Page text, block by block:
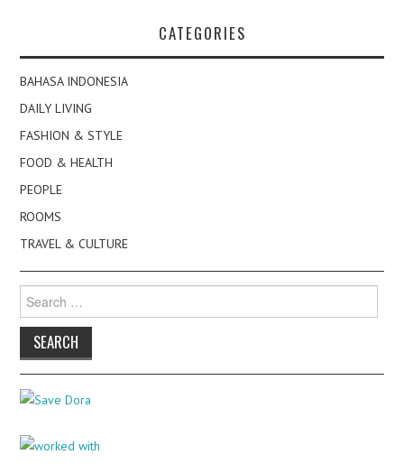
CATEGORIES
BAHASA INDONESIA
DAILY LIVING
FASHION & STYLE
FOOD & HEALTH
PEOPLE
ROOMS
TRAVEL & CULTURE
for: